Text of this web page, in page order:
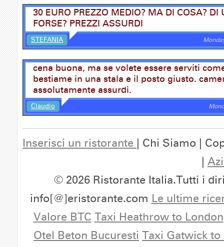
30 EURO PREZZO MEDIO? MA DI COSA? DI
FORSE? PREZZI ASSURDI
STEFANIA
cena buona, ma se volete essere serviti
bestiame in una stala e il posto giusto.
assolutamente assurdi.
Claudio
Inserisci un ristorante | Chi Siamo |
|
© 2026 Ristorante Italia.Tutti i
info[@]eristorante.com Le ultime
Valore BTC Taxi Heathrow to London
Otel Beton Bucuresti Taxi Gatwick to